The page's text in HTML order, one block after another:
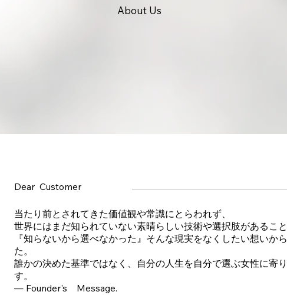
About Us
​Dear Customer
​当たり前とされてきた価値観や常識にとらわれず、
世界にはまだ知られていない素晴らしい技術や選択肢があること
『知らないから選べなかった』そんな現実をなくしたい想いか
た。
誰かの決めた基準ではなく、自分の人生を自分で選ぶ女性に寄
す。
― Founder's Message.